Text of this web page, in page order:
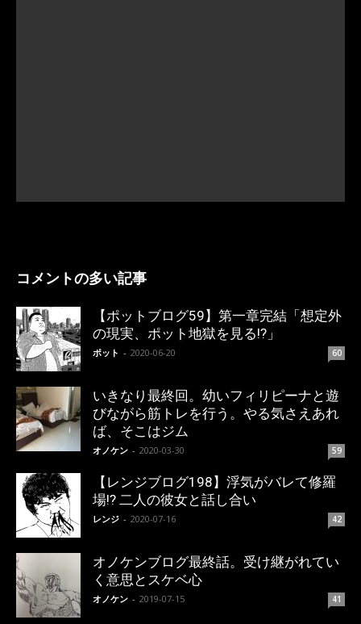
コメントの多い記事
【ポットブログ59】第一章完結「想定外
の現実、ポット地獄を見る!?」
ポット - 2020-06-20 60
いきなり最終回。幼いフィリピーナと遊
びながら筋トレを行う。やる気さえあれ
ば、そこはジム
オノケン - 2020-03-30 59
【レンジブログ198】浮気がバレて修羅
場!? 二人の彼女と話し合い
レンジ - 2020-07-16 42
オノケンブログ最終話。受け継がれてい
く意思とスケベ心
オノケン - 2019-07-15 41